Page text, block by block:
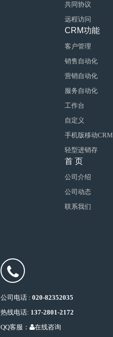
共同协议
远程访问
CRM功能
客户管理
销售自动化
营销自动化
服务自动化
工作台
自定义
手机版移动CRM
轻型进销存
首 页
公司介绍
公司动态
联系我们
公司电话 : 020-82352035
热线电话: 137-2801-2172
QQ客服：
在线咨询